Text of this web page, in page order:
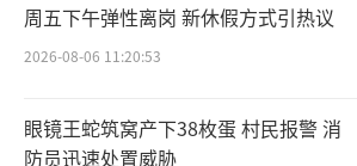
周五下午弹性离岗 新休假方式引热议
2026-08-06 11:20:53
眼镜王蛇筑窝产下38枚蛋 村民报警 消
防员迅速处置威胁